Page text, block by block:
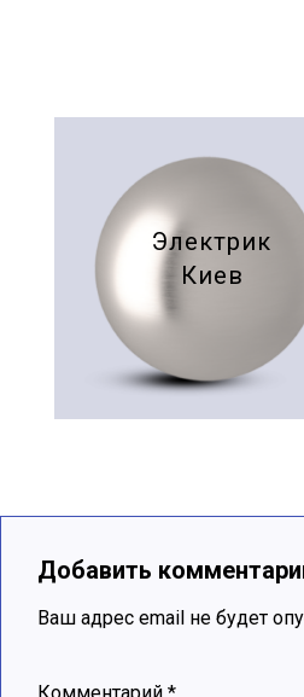
Электрик
Киев
Добавить
Ваш адрес email не будет